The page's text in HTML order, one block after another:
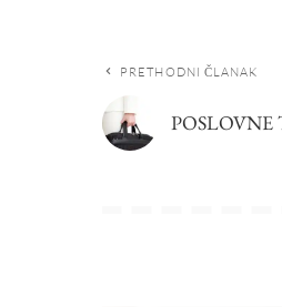
PRETHODNI ČLANAK
POSLOVNE